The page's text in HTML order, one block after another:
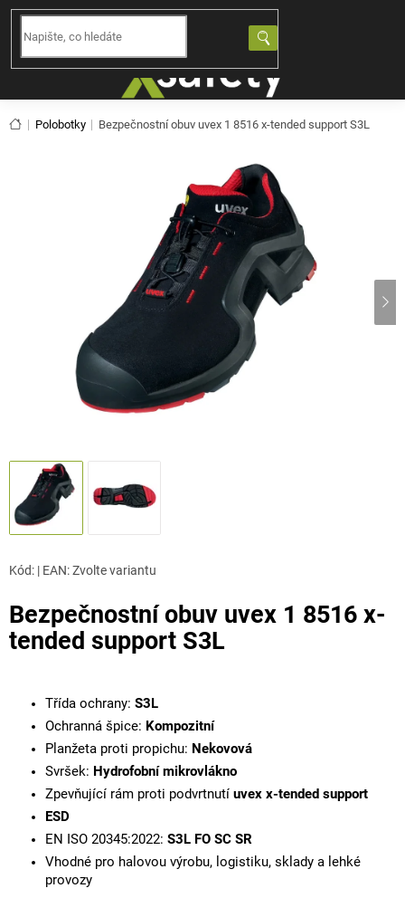
Přejít
obsah
Domů
Polobotky Bezpečnostní obuv uvex 1 8516 x-tended support S3L
Bezpečnostní obuv uvex 1 8516 x-
tended support S3L
Kód: | EAN:Zvolte variantu
Třída ochrany: S3L
Ochranná špice: Kompozitní
Planžeta proti propichu: Nekovová
Svršek: Hydrofobní mikrovlákno
Zpevňující rám proti podvrtnutí uvex x-tended support
ESD
EN ISO 20345:2022: S3L FO SC SR
Vhodné pro halovou výrobu, logistiku, sklady a lehké
provozy